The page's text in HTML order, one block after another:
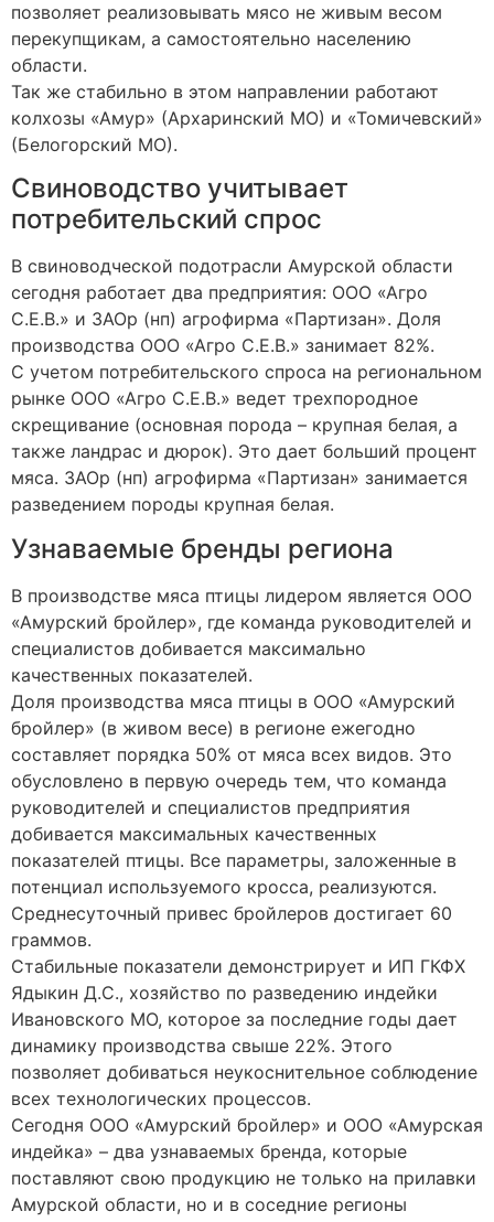
позволяет реализовывать мясо не живым весом
перекупщикам, а самостоятельно населению
области.
Так же стабильно в этом направлении работают
колхозы «Амур» (Архаринский МО) и «Томичевский»
(Белогорский МО).
Свиноводство учитывает
потребительский спрос
В свиноводческой подотрасли Амурской области
сегодня работает два предприятия: ООО «Агро
С.Е.В.» и ЗАОр (нп) агрофирма «Партизан». Доля
производства ООО «Агро С.Е.В.» занимает 82%.
С учетом потребительского спроса на региональном
рынке ООО «Агро С.Е.В.» ведет трехпородное
скрещивание (основная порода – крупная белая, а
также ландрас и дюрок). Это дает больший процент
мяса. ЗАОр (нп) агрофирма «Партизан» занимается
разведением породы крупная белая.
Узнаваемые бренды региона
В производстве мяса птицы лидером является ООО
«Амурский бройлер», где команда руководителей и
специалистов добивается максимально
качественных показателей.
Доля производства мяса птицы в ООО «Амурский
бройлер» (в живом весе) в регионе ежегодно
составляет порядка 50% от мяса всех видов. Это
обусловлено в первую очередь тем, что команда
руководителей и специалистов предприятия
добивается максимальных качественных
показателей птицы. Все параметры, заложенные в
потенциал используемого кросса, реализуются.
Среднесуточный привес бройлеров достигает 60
граммов.
Стабильные показатели демонстрирует и ИП ГКФХ
Ядыкин Д.С., хозяйство по разведению индейки
Ивановского МО, которое за последние годы дает
динамику производства свыше 22%. Этого
позволяет добиваться неукоснительное соблюдение
всех технологических процессов.
Сегодня ООО «Амурский бройлер» и ООО «Амурская
индейка» – два узнаваемых бренда, которые
поставляют свою продукцию не только на прилавки
Амурской области, но и в соседние регионы